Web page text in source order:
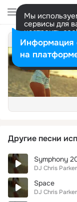
Мы
сервисы для
настроить
Разрешить
Другие песни
Symphony
DJ Chris Parker
Space
DJ Chris Parker
Информация
на